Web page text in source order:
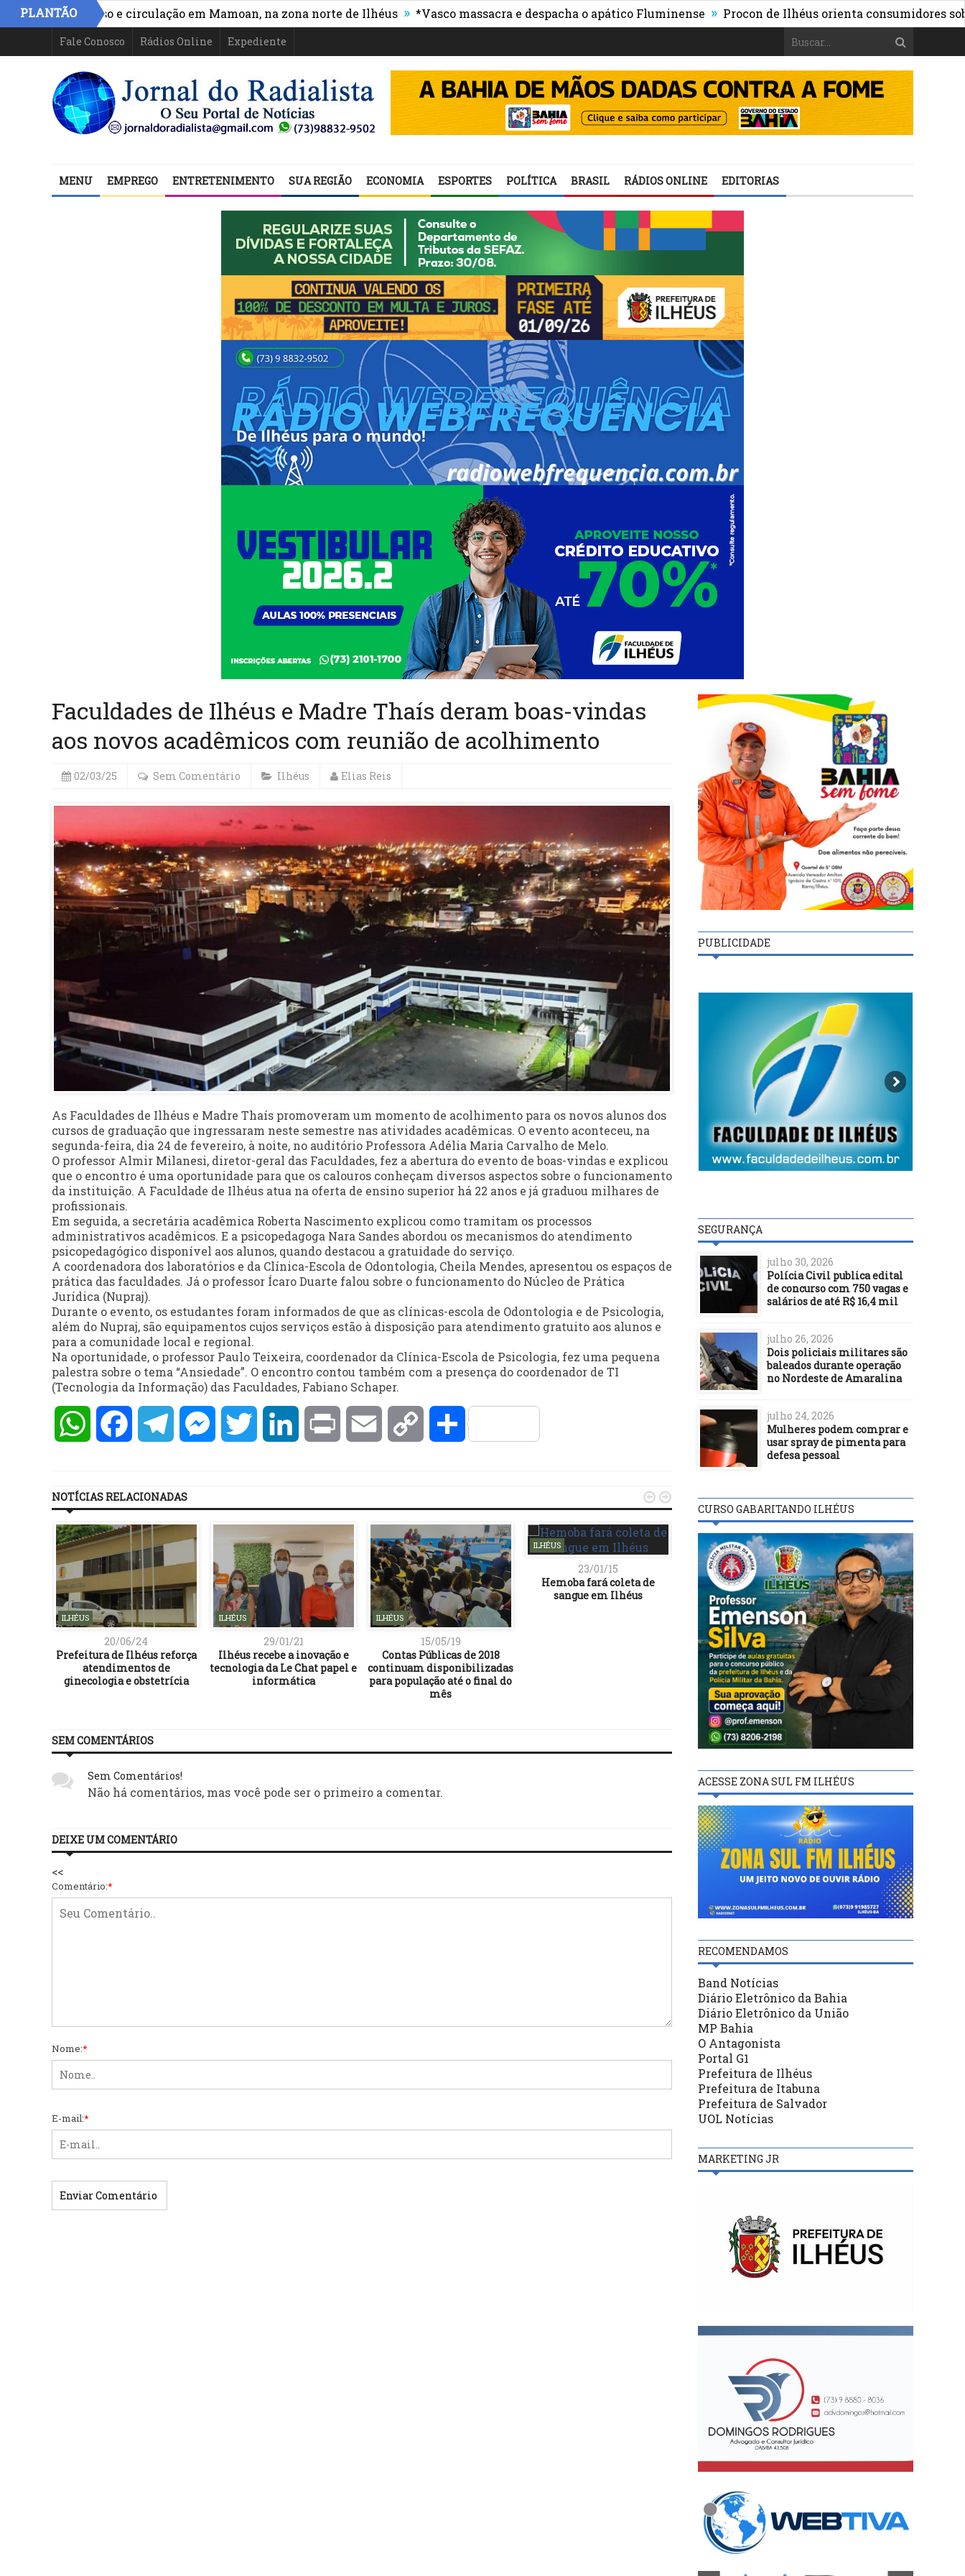
PLANTÃO
acesso e circulação em Mamoan, na zona norte de Ilhéus » *Vasco massacra e despacha o apático Fluminense » Procon de Ilhéus orienta consumidores sobre os
Fale Conosco Rádios Online Expediente
MENU EMPREGO ENTRETENIMENTO SUA REGIÃO ECONOMIA ESPORTES POLÍTICA BRASIL RÁDIOS ONLINE EDITORIAS
Faculdades de Ilhéus e Madre Thaís deram boas-vindas
aos novos acadêmicos com reunião de acolhimento
02/03/25 Sem Comentário Ilhéus Elias Reis
As Faculdades de Ilhéus e Madre Thaís promoveram um momento de acolhimento para os novos alunos dos
cursos de graduação que ingressaram neste semestre nas atividades acadêmicas. O evento aconteceu, na
segunda-feira, dia 24 de fevereiro, à noite, no auditório Professora Adélia Maria Carvalho de Melo.
O professor Almir Milanesi, diretor-geral das Faculdades, fez a abertura do evento de boas-vindas e explicou
que o encontro é uma oportunidade para que os calouros conheçam diversos aspectos sobre o funcionamento
da instituição. A Faculdade de Ilhéus atua na oferta de ensino superior há 22 anos e já graduou milhares de
profissionais.
Em seguida, a secretária acadêmica Roberta Nascimento explicou como tramitam os processos
administrativos acadêmicos. E a psicopedagoga Nara Sandes abordou os mecanismos do atendimento
psicopedagógico disponível aos alunos, quando destacou a gratuidade do serviço.
A coordenadora dos laboratórios e da Clínica-Escola de Odontologia, Cheila Mendes, apresentou os espaços de
prática das faculdades. Já o professor Ícaro Duarte falou sobre o funcionamento do Núcleo de Prática
Jurídica (Nupraj).
Durante o evento, os estudantes foram informados de que as clínicas-escola de Odontologia e de Psicologia,
além do Nupraj, são equipamentos cujos serviços estão à disposição para atendimento gratuito aos alunos e
para a comunidade local e regional.
Na oportunidade, o professor Paulo Teixeira, coordenador da Clínica-Escola de Psicologia, fez uma pequena
palestra sobre o tema “Ansiedade”. O encontro contou também com a presença do coordenador de TI
(Tecnologia da Informação) das Faculdades, Fabiano Schaper.
WhatsAppFacebookTelegramMessengerTwitter LinkedInPrint Email Copy Compartilhar
NOTÍCIAS RELACIONADAS
ILHÉUS
20/06/24
Prefeitura de Ilhéus reforça
atendimentos de
ginecologia e obstetrícia
ILHÉUS
29/01/21
Ilhéus recebe a inovação e
tecnologia da Le Chat papel e
informática
ILHÉUS
15/05/19
Contas Públicas de 2018
continuam disponibilizadas
para população até o final do
mês
ILHÉUS
23/01/15
Hemoba fará coleta de
sangue em Ilhéus
ILHÉUS
22/09/21
Mãe de ilheense vítima de
acidente em Portugal pede
ajuda na Câmara para
sepultar o filho em Ilhéus
ILHÉUS
Governo da Bahia
pagamento de
assistência no
Regional Costa do
 
SEM COMENTÁRIOS
Sem Comentários!
Não há comentários, mas você pode ser o primeiro a comentar.
DEIXE UM COMENTÁRIO
<<
Comentário:*
Nome:*
E-mail:*
PUBLICIDADE
SEGURANÇA
julho 30, 2026
Polícia Civil publica edital
de concurso com 750 vagas e
salários de até R$ 16,4 mil
julho 26, 2026
Dois policiais militares são
baleados durante operação
no Nordeste de Amaralina
julho 24, 2026
Mulheres podem comprar e
usar spray de pimenta para
defesa pessoal
CURSO GABARITANDO ILHÉUS
ACESSE ZONA SUL FM ILHÉUS
RECOMENDAMOS
Band Notícias
Diário Eletrônico da Bahia
Diário Eletrônico da União
MP Bahia
O Antagonista
Portal G1
Prefeitura de Ilhéus
Prefeitura de Itabuna
Prefeitura de Salvador
UOL Notícias
MARKETING JR